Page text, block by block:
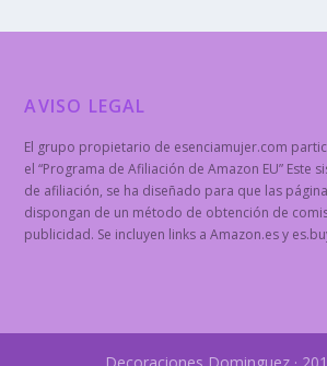
AVISO LEGAL
El grupo propietario de esenciamujer.com
el “Programa de Afiliación de Amazon EU” Este
de afiliación, se ha diseñado para que las
dispongan de un método de obtención de
publicidad. Se incluyen links a Amazon.es y